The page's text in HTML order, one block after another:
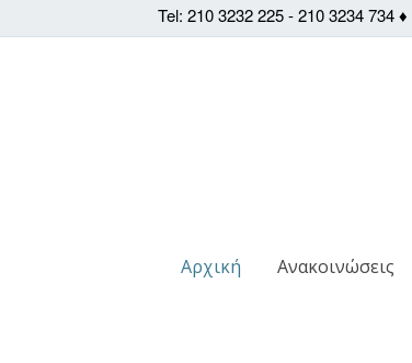
Tel: 210 3232 225 - 210 3234 734 ♦
Αρχική Ανακοινώσεις